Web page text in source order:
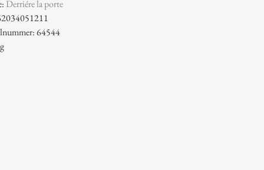
Derriére la porte
64544